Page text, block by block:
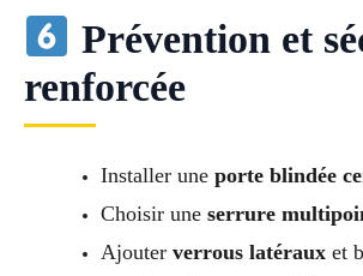
Prévention et
renforcée
Installer une porte blindée
Choisir une serrure
Ajouter verrous latérauxet